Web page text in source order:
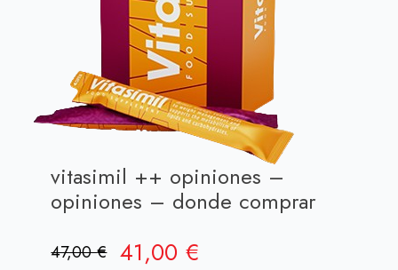
vitasimil ++ opiniones –
opiniones – donde comprar
47,00€ El
41,00€